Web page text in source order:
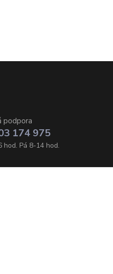
podpora
174 975
hod. Pá 8-14 hod.